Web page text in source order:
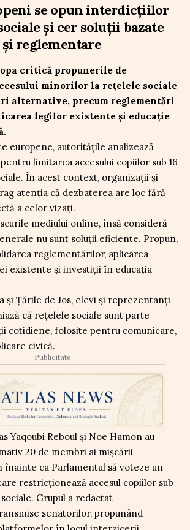
se opun interdicțiilor
și cer soluții bazate
reglementare
critică propunerile de
minorilor la rețelele sociale
alternative, precum reglementări
legilor existente și educație
europene, autoritățile analizează
limitarea accesului copiilor sub 16
În acest context, organizații și
atenția că dezbaterea are loc fără
a celor vizați.
mediului online, însă consideră
nu sunt soluții eficiente. Propun,
reglementărilor, aplicarea
existente și investiții în educația
și Țările de Jos, elevi și reprezentanți
că rețelele sociale sunt parte
cotidiene, folosite pentru comunicare,
civică.
Publicitate
Yaqoubi Reboul și Noe Hamon au
20 de membri ai mișcării
înainte ca Parlamentul să voteze un
restricționează accesul copiilor sub
Grupul a redactat
senatorilor, propunând